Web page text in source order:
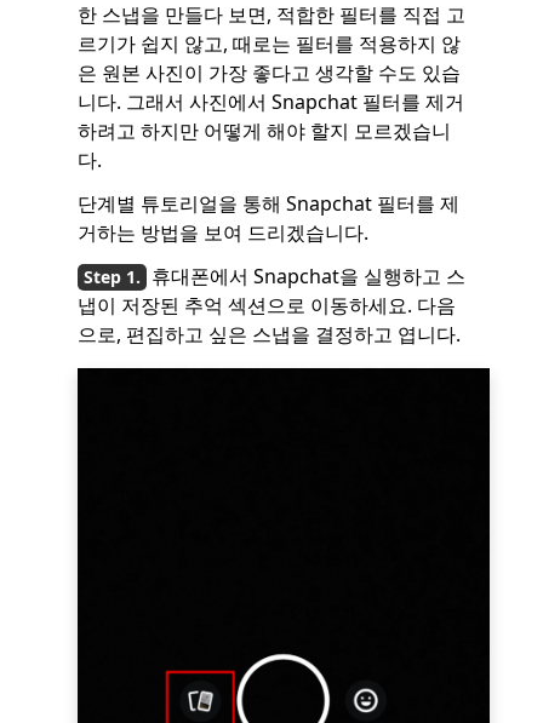
한 스냅을 만들다 보면, 적합한 필터를 직접 고
르기가 쉽지 않고, 때로는 필터를 적용하지 않
은 원본 사진이 가장 좋다고 생각할 수도 있습
니다. 그래서 사진에서 Snapchat 필터를 제거
하려고 하지만 어떻게 해야 할지 모르겠습니
다.
단계별 튜토리얼을 통해 Snapchat 필터를 제
거하는 방법을 보여 드리겠습니다.
휴대폰에서 Snapchat을 실행하고 스
냅이 저장된 추억 섹션으로 이동하세요. 다음
으로, 편집하고 싶은 스냅을 결정하고 엽니다.